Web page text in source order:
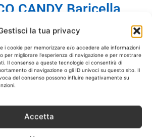
la tua privacy
i cookie per memorizzare e/o accedere alle informazioni
per migliorare l'esperienza di navigazione e per mostrare
Il consenso a queste tecnologie ci consentirà di
di navigazione o gli ID univoci su questo sito. Il
del consenso possono influire negativamente su
Accetta
CANDY Baricella
CON GARANZIA DI
1 ANNO
Il tecnico CANDY
SOLOsu prodotti CANDY
Tutti gli interventi sono
ricambi coperti da garanzia di 1
anno.